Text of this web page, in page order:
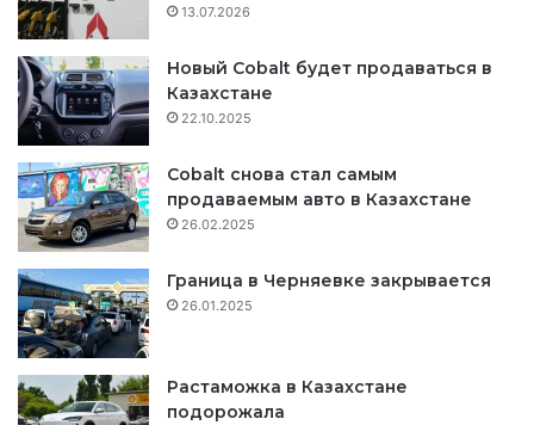
13.07.2026
Новый Cobalt будет продаваться в
Казахстане
22.10.2025
Cobalt снова стал самым
продаваемым авто в Казахстане
26.02.2025
Граница в Черняевке закрывается
26.01.2025
Растаможка в Казахстане
подорожала